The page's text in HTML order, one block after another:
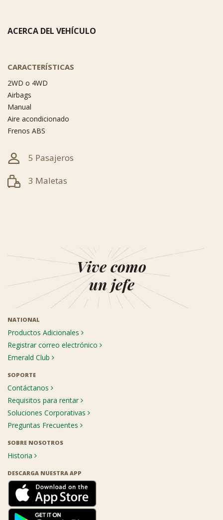
ACERCA DEL VEHÍCULO
CARACTERÍSTICAS
2WD o 4WD
Airbags
Manual
Aire acondicionado
Frenos ABS
5 Pasajeros
3 Maletas
Vive como
un jefe
NATIONAL
Productos Adicionales
Registrar correo electrónico
Emerald Club
SOPORTE
Contáctanos
Requisitos para rentar
Soluciones Corporativas
Preguntas Frecuentes
SOBRE NOSOTROS
Historia
DESCARGA NUESTRA APP